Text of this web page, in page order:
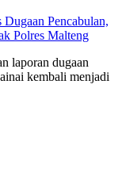
Pencabulan,
Polres Malteng
laporan dugaan
kembali menjadi